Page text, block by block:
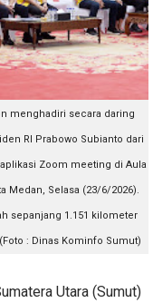
menghadiri secara daring
RI Prabowo Subianto dari
Zoom meeting di Aula
Medan, Selasa (23/6/2026).
sepanjang 1.151 kilometer
: Dinas Kominfo Sumut)
Utara (Sumut)